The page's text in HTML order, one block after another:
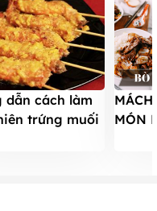
dẫn cách làm
trứng muối
MÓN